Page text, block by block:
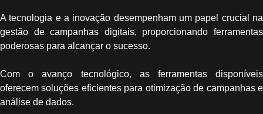
A tecnologia e a inovação desempenham um papel crucial na
gestão de campanhas digitais, proporcionando ferramentas
poderosas para alcançar o sucesso.
Com o avanço tecnológico, as ferramentas disponíveis
oferecem soluções eficientes para otimização de campanhas e
análise de dados.